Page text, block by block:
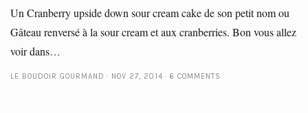
Un Cranberry upside down sour cream cake de son petit nom ou
Gâteau renversé à la sour cream et aux cranberries. Bon vous allez
voir dans…
LE BOUDOIR GOURMAND NOV 27, 2014 6 COMMENTS